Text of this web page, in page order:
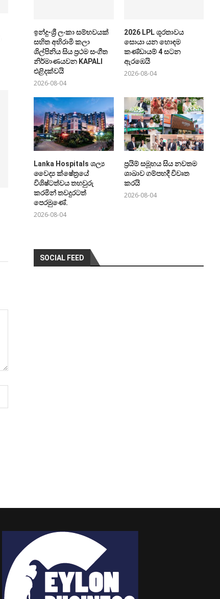
ඉන්දු-ශ්‍රී ලංකා සම්භවයක්
සහිත අභිරාමි කලා
ශිල්පිනිය සිය ප්‍රථම සංගීත
නිර්මාණයවන KAPALI
එළිදක්වයි
2026-08-04
2026 LPL ශූරතාවය
සොයා යන හොඳම
කණ්ඩායම් 4 සටන
ඇරඹෙයි
2026-08-04
Lanka Hospitals ශල්‍ය
වෛද්‍ය ක්ෂේත්‍රයේ
විශිෂ්ටත්වය තහවුරු
කරමින් තවදුරටත්
පෙරමුණේ.
2026-08-04
ප්‍රයිම් සමූහය සිය නවතම
ශාඛාව ගම්පහදී විවෘත
කරයි
2026-08-04
SOCIAL FEED